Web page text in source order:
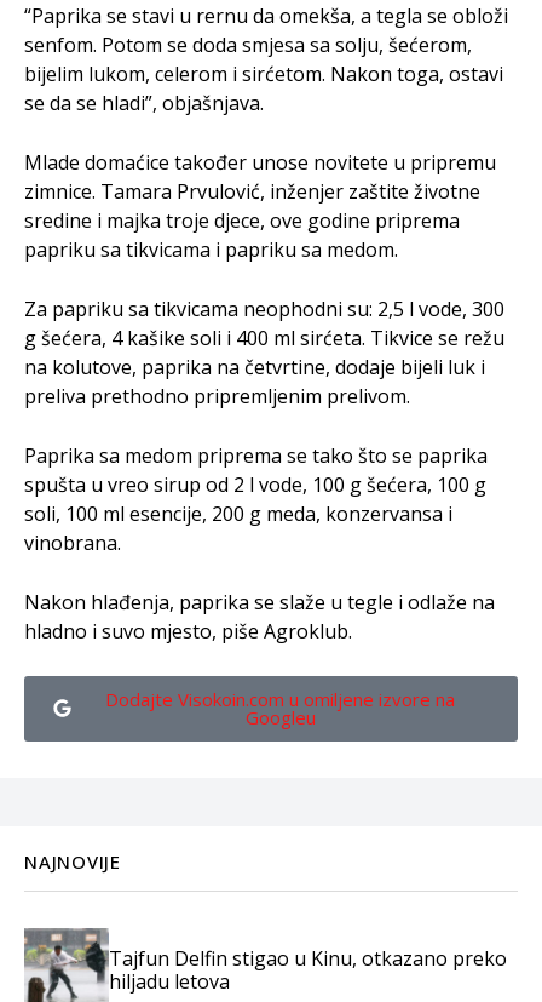
“Paprika se stavi u rernu da omekša, a tegla se obloži
senfom. Potom se doda smjesa sa solju, šećerom,
bijelim lukom, celerom i sirćetom. Nakon toga, ostavi
se da se hladi”, objašnjava.
Mlade domaćice također unose novitete u pripremu
zimnice. Tamara Prvulović, inženjer zaštite životne
sredine i majka troje djece, ove godine priprema
papriku sa tikvicama i papriku sa medom.
Za papriku sa tikvicama neophodni su: 2,5 l vode, 300
g šećera, 4 kašike soli i 400 ml sirćeta. Tikvice se režu
na kolutove, paprika na četvrtine, dodaje bijeli luk i
preliva prethodno pripremljenim prelivom.
Paprika sa medom priprema se tako što se paprika
spušta u vreo sirup od 2 l vode, 100 g šećera, 100 g
soli, 100 ml esencije, 200 g meda, konzervansa i
vinobrana.
Nakon hlađenja, paprika se slaže u tegle i odlaže na
hladno i suvo mjesto, piše Agroklub.
Dodajte Visokoin.com u omiljene izvore na
Googleu
NAJNOVIJE
Tajfun Delfin stigao u Kinu, otkazano preko
hiljadu letova